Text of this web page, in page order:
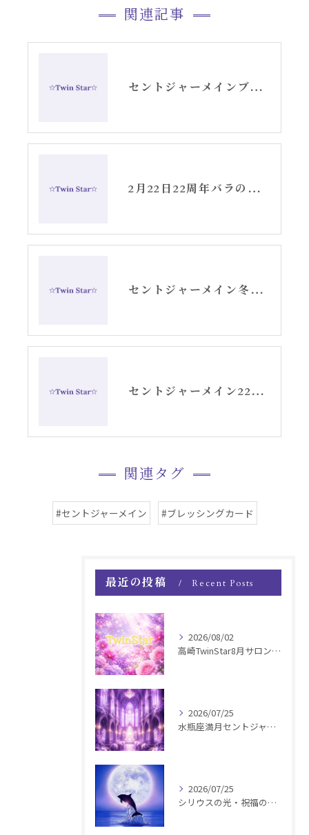
関連記事
セントジャーメインブレッシングカード誕生リーディング・アリーシャ
2月22日22周年バラのギフトありがとうございます。
セントジャーメイン冬至へ向けてスピリチュアルメッセージ①
セントジャーメイン222ゾロ目メッセージ
関連タグ
#セントジャーメイン #ブレッシングカード
最近の投稿 Recent Posts
2026/08/02
高崎TwinStar8月サロンお知らせ
2026/07/25
水瓶座満月セントジャーメインGSVF遠隔お知らせ
2026/07/25
シリウスの光・祝福の波動チャージ遠隔お知らせ〜銀河新年〜